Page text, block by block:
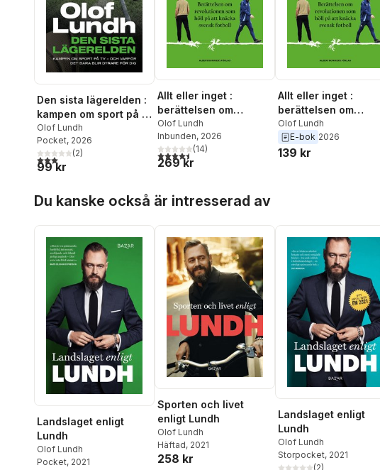
Den sista lägerelden :
kampen om sport på tv
- och varför det bara
blir dyrare för dig
Olof Lundh
Pocket, 2026
3,0utav 5 stjärnor. Totalt antal röster:
(2)
99 kr
Allt eller inget :
berättelsen om
revolutionen som höll
på att knäcka svensk
fotboll
Olof Lundh
Inbunden, 2026
4,5utav 5 stjärnor. Totalt antal röster:
(14)
269 kr
Allt eller inget :
berättelsen om
revolutionen som höll
på att knäcka svensk
fotboll
Olof Lundh
E-bok 2026
139 kr
Du kanske också är intresserad av
Landslaget enligt
Lundh
Olof Lundh
Pocket, 2021
Sporten och livet
enligt Lundh
Olof Lundh
Häftad, 2021
258 kr
Landslaget enligt
Lundh
Olof Lundh
Storpocket, 2021
(2)